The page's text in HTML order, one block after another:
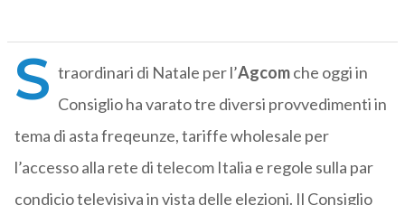
S traordinari di Natale per l’Agcomche oggi in
Consiglio ha varato tre diversi provvedimenti in
tema di asta freqeunze, tariffe wholesale per
l’accesso alla rete di telecom Italia e regole sulla par
condicio televisiva in vista delle elezioni. Il Consiglio